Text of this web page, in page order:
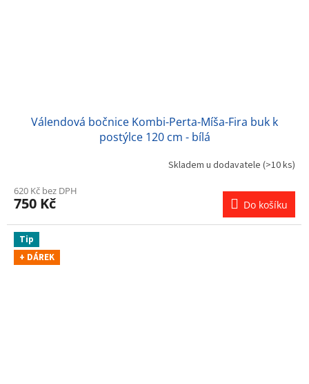
Válendová bočnice Kombi-Perta-Míša-Fira buk k
postýlce 120 cm - bílá
Skladem u dodavatele (>10 ks)
620 Kč bez DPH
750 Kč Do košíku
Tip
+ DÁREK